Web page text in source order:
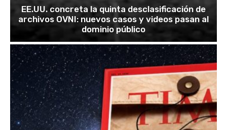
EE.UU. concreta la quinta desclasificación de
archivos OVNI: nuevos casos y videos pasan al
dominio público